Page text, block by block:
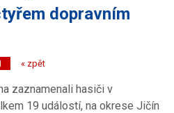
dopravním
« zpět
zaznamenali hasiči v
19 událostí, na okrese Jičín